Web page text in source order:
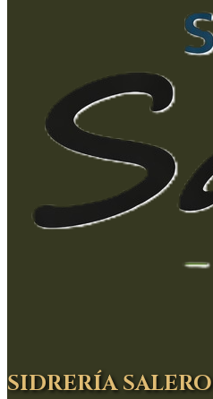
SIDRERÍA SALERO